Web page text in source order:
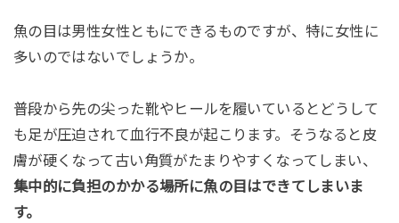
魚の目は男性女性ともにできるものですが、特に女性に
多いのではないでしょうか。
普段から先の尖った靴やヒールを履いているとどうして
も足が圧迫されて血行不良が起こります。そうなると皮
膚が硬くなって古い角質がたまりやすくなってしまい、
集中的に負担のかかる場所に魚の目はできてしまいま
す。